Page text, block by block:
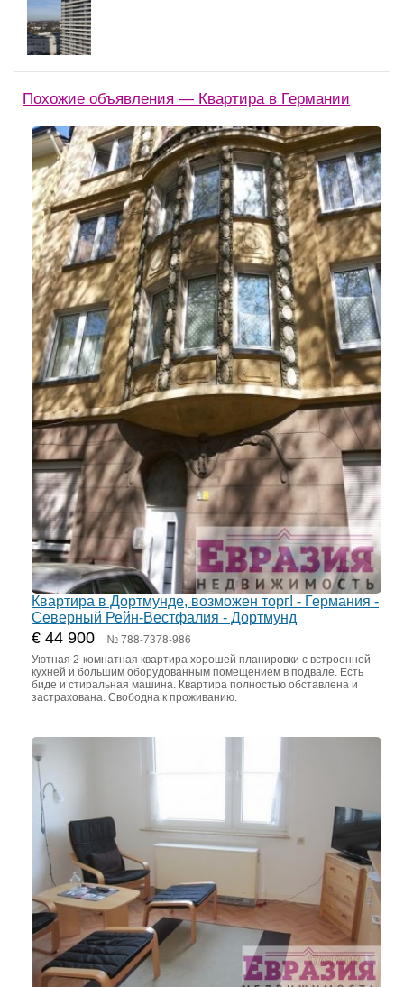
Похожие объявления — Квартира в Германии
Квартира в Дортмунде, возможен торг! - Германия -
Северный Рейн-Вестфалия - Дортмунд
€ 44 900 № 788-7378-986
Уютная 2-комнатная квартира хорошей планировки с встроенной
кухней и большим оборудованным помещением в подвале. Есть
биде и стиральная машина. Квартира полностью обставлена и
застрахована. Свободна к проживанию.